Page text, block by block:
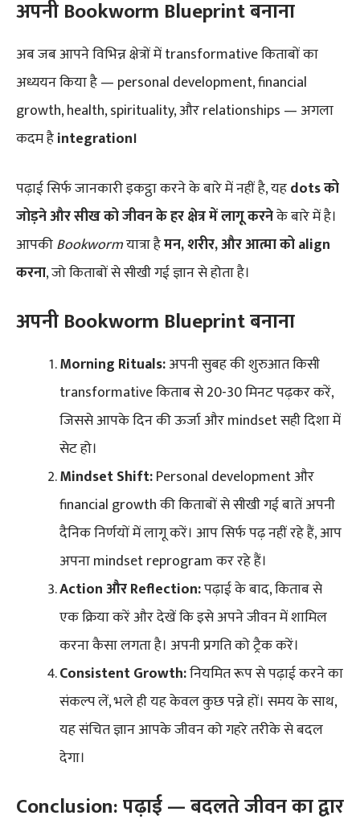
अपनी Bookworm Blueprint बनाना
अब जब आपने विभिन्न क्षेत्रों में transformative किताबों का
अध्ययन किया है — personal development, financial
growth, health, spirituality, और relationships — अगला
कदम हैintegration।
पढ़ाई सिर्फ जानकारी इकट्ठा करने के बारे में नहीं है, यहdots को
जोड़ने और सीख को जीवन के हर क्षेत्र में लागू करनेके बारे में है।
आपकीBookwormयात्रा हैमन, शरीर, और आत्मा को align
करना, जो किताबों से सीखी गई ज्ञान से होता है।
अपनी Bookworm Blueprint बनाना
Morning Rituals:अपनी सुबह की शुरुआत किसी
transformative किताब से 20-30 मिनट पढ़कर करें,
जिससे आपके दिन की ऊर्जा और mindset सही दिशा में
सेट हो।
Mindset Shift:Personal development और
financial growth की किताबों से सीखी गई बातें अपनी
दैनिक निर्णयों में लागू करें। आप सिर्फ पढ़ नहीं रहे हैं, आप
अपना mindset reprogram कर रहे हैं।
Action और Reflection:पढ़ाई के बाद, किताब से
एक क्रिया करें और देखें कि इसे अपने जीवन में शामिल
करना कैसा लगता है। अपनी प्रगति को ट्रैक करें।
Consistent Growth:नियमित रूप से पढ़ाई करने का
संकल्प लें, भले ही यह केवल कुछ पन्ने हों। समय के साथ,
यह संचित ज्ञान आपके जीवन को गहरे तरीके से बदल
देगा।
Conclusion: पढ़ाई — बदलते जीवन का द्वार